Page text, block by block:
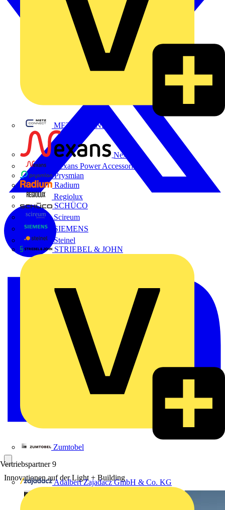
METZ CONNECT
Nexans
Nexans Power Accessories
Prysmian
Radium
Regiolux
SCHÜCO
Scireum
SIEMENS
Steinel
STRIEBEL & JOHN
Zumtobel
Vertriebspartner 9
Adalbert Zajadacz GmbH & Co. KG
Innovationen auf der Light + Building